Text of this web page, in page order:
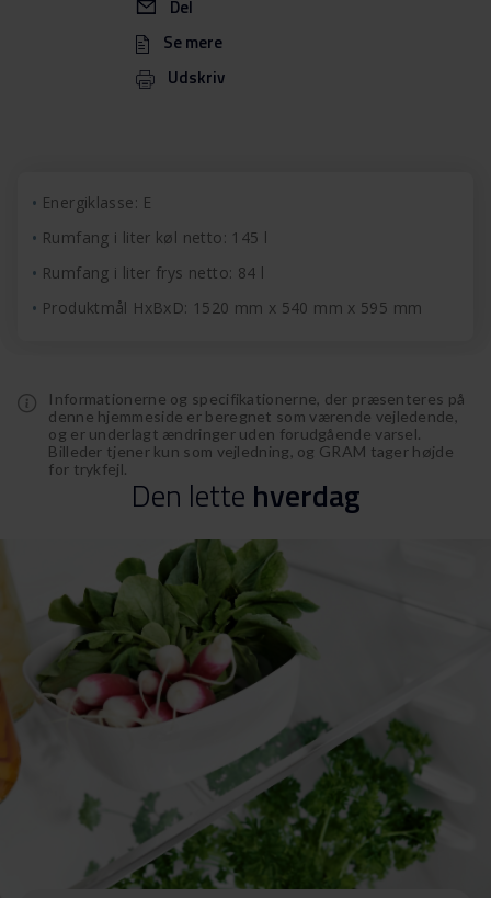
Del
Se mere
Udskriv
Energiklasse: E
Rumfang i liter køl netto: 145 l
Rumfang i liter frys netto: 84 l
Produktmål HxBxD: 1520 mm x 540 mm x 595 mm
Informationerne og specifikationerne, der præsenteres på
denne hjemmeside er beregnet som værende vejledende,
og er underlagt ændringer uden forudgående varsel.
Billeder tjener kun som vejledning, og GRAM tager højde
for trykfejl.
Den lette hverdag